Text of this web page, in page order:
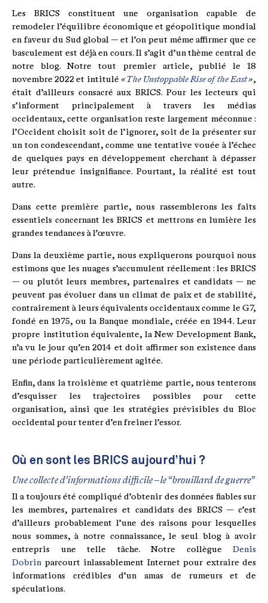
Les BRICS constituent une organisation capable de
remodeler l’équilibre économique et géopolitique mondial
en faveur du Sud global — et l’on peut même affirmer que ce
basculement est déjà en cours. Il s’agit d’un thème central de
notre blog. Notre tout premier article, publié le 18
novembre 2022 et intitulé «The Unstoppable Rise of the East»,
était d’ailleurs consacré aux BRICS. Pour les lecteurs qui
s’informent principalement à travers les médias
occidentaux, cette organisation reste largement méconnue :
l’Occident choisit soit de l’ignorer, soit de la présenter sur
un ton condescendant, comme une tentative vouée à l’échec
de quelques pays en développement cherchant à dépasser
leur prétendue insignifiance. Pourtant, la réalité est tout
autre.
Dans cette première partie, nous rassemblerons les faits
essentiels concernant les BRICS et mettrons en lumière les
grandes tendances à l’œuvre.
Dans la deuxième partie, nous expliquerons pourquoi nous
estimons que les nuages s’accumulent réellement : les BRICS
— ou plutôt leurs membres, partenaires et candidats — ne
peuvent pas évoluer dans un climat de paix et de stabilité,
contrairement à leurs équivalents occidentaux comme le G7,
fondé en 1975, ou la Banque mondiale, créée en 1944. Leur
propre institution équivalente, la New Development Bank,
n’a vu le jour qu’en 2014 et doit affirmer son existence dans
une période particulièrement agitée.
Enfin, dans la troisième et quatrième partie, nous tenterons
d’esquisser les trajectoires possibles pour cette
organisation, ainsi que les stratégies prévisibles du Bloc
occidental pour tenter d’en freiner l’essor.
Où en sont les BRICS aujourd’hui ?
Une collecte d’informations difficile – le “brouillard de guerre”
Il a toujours été compliqué d’obtenir des données fiables sur
les membres, partenaires et candidats des BRICS — c’est
d’ailleurs probablement l’une des raisons pour lesquelles
nous sommes, à notre connaissance, le seul blog à avoir
entrepris une telle tâche. Notre collègue Denis
Dobrin parcourt inlassablement Internet pour extraire des
informations crédibles d’un amas de rumeurs et de
spéculations.